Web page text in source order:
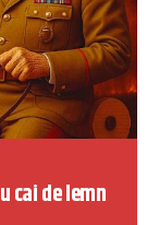
cai de lemn